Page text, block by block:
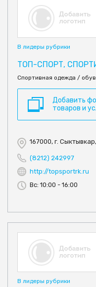
В лидеры рубрики
TOП-СПОРТ,
Спортивная одежда /
Добавить
товаров и
167000, г.
(8212) 242997
http://topsportrk.ru
Вс: 10:00 - 16:00
В лидеры рубрики